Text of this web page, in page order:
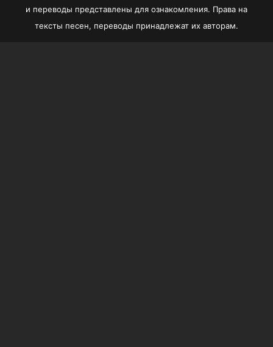
и переводы представлены для ознакомления. Права на
тексты песен, переводы принадлежат их авторам.